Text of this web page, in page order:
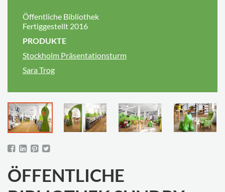
Öffentliche Bibliothek
Fertiggestellt 2016
PRODUKTE
Stockholm Präsentationsturm
Sara Trog
ÖFFENTLICHE